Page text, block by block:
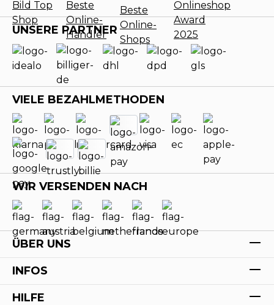
UNSERE PARTNER
VIELE BEZAHLMETHODEN
WIR VERSENDEN NACH
ÜBER UNS
INFOS
HILFE